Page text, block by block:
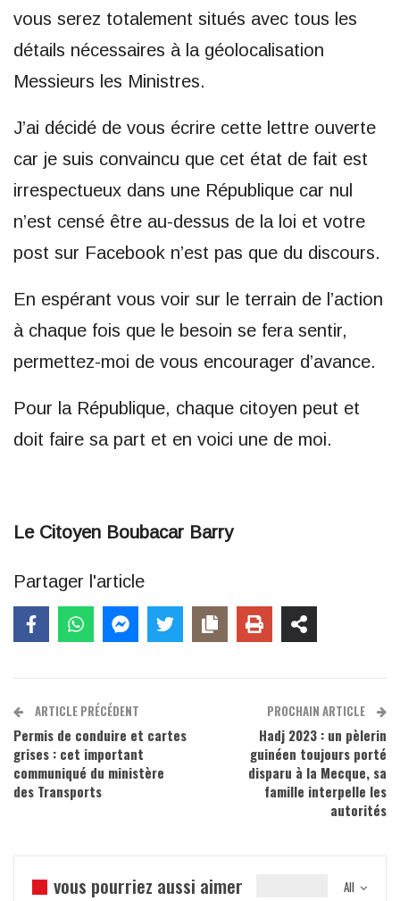
vous serez totalement situés avec tous les
détails nécessaires à la géolocalisation
Messieurs les Ministres.
J’ai décidé de vous écrire cette lettre ouverte
car je suis convaincu que cet état de fait est
irrespectueux dans une République car nul
n’est censé être au-dessus de la loi et votre
post sur Facebook n’est pas que du discours.
En espérant vous voir sur le terrain de l’action
à chaque fois que le besoin se fera sentir,
permettez-moi de vous encourager d’avance.
Pour la République, chaque citoyen peut et
doit faire sa part et en voici une de moi.
Le Citoyen Boubacar Barry
Partager l'article
ARTICLE PRÉCÉDENT
Permis de conduire et cartes
grises : cet important
communiqué du ministère
des Transports
PROCHAIN ARTICLE
Hadj 2023 : un pèlerin
guinéen toujours porté
disparu à la Mecque, sa
famille interpelle les
autorités
All
vous pourriez aussi aimer